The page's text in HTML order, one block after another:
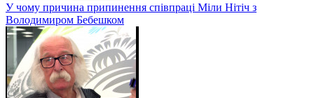
У чому причина припинення співпраці Міли Нітіч з
Володимиром Бебешком